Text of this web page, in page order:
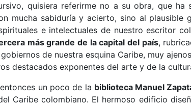
quisiera referirme no a su obra, que ha
mucha sabiduría y acierto, sino al plausible
e intelectuales de nuestro escritor
más grande de la capital del país,
de nuestra esquina Caribe, muy
destacados exponentes del arte y de la
un poco de la biblioteca Manuel
Caribe colombiano. El hermoso edificio